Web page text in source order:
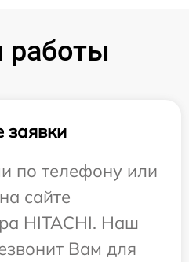
работы
по телефону или
сайте
HITACHI. Наш
Вам для